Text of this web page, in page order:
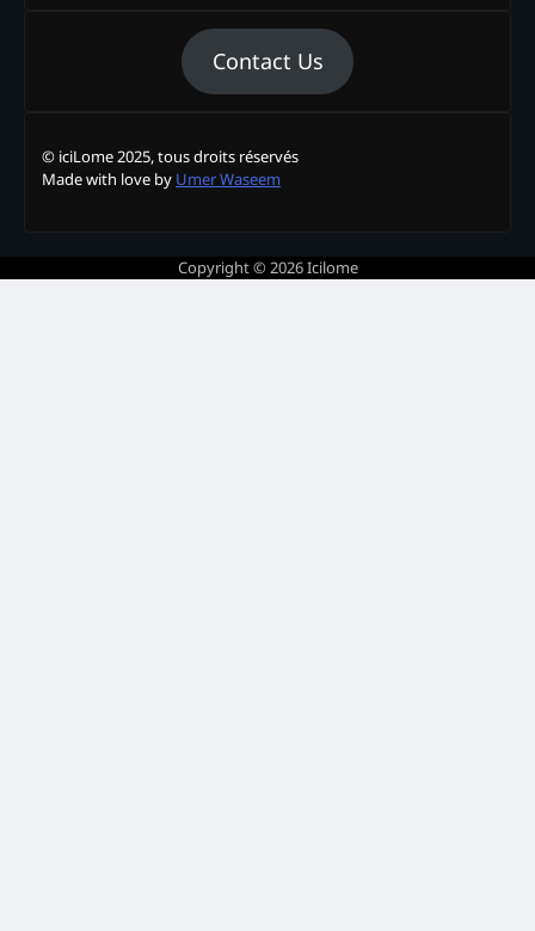
Contact Us
© iciLome 2025, tous droits réservés
Made with love by Umer Waseem
Copyright © 2026Icilome